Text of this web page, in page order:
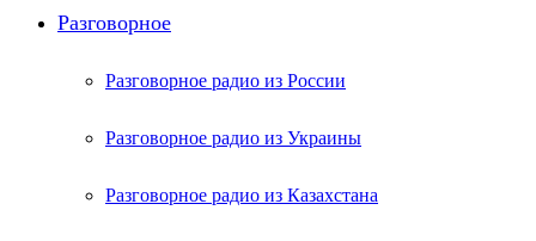
Разговорное
Разговорное радио из России
Разговорное радио из Украины
Разговорное радио из Казахстана